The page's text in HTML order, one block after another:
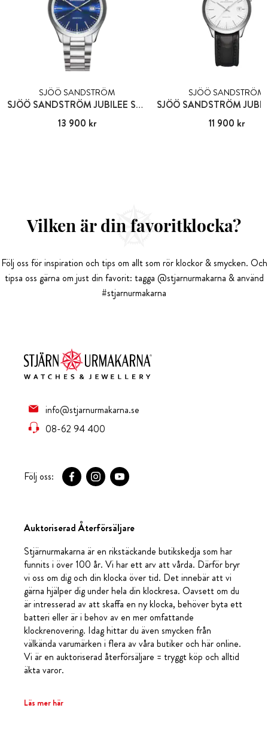
SJÖÖ SANDSTRÖM
SJÖÖ SANDSTRÖM JUBILEE STEEL GENT
Pris: 13 900 kr
13 900 kr
SJÖÖ SANDSTRÖM
Pris:11 900 kr
11 900 kr
Vilken är din favoritklocka?
Följ oss för inspiration och tips om allt som rör klockor & smycken. Och
tipsa oss gärna om just din favorit: tagga @stjarnurmakarna & använd
#stjarnurmakarna
info@stjarnurmakarna.se
08-62 94 400
Följ oss:
Auktoriserad Återförsäljare
Stjärnurmakarna är en rikstäckande butikskedja som har
funnits i över 100 år. Vi har ett arv att vårda. Därför bryr
vi oss om dig och din klocka över tid. Det innebär att vi
gärna hjälper dig under hela din klockresa. Oavsett om du
är intresserad av att skaffa en ny klocka, behöver byta ett
batteri eller är i behov av en mer omfattande
klockrenovering. Idag hittar du även smycken från
välkända varumärken i flera av våra butiker och här online.
Vi är en auktoriserad återförsäljare = tryggt köp och alltid
äkta varor.
Läs mer här